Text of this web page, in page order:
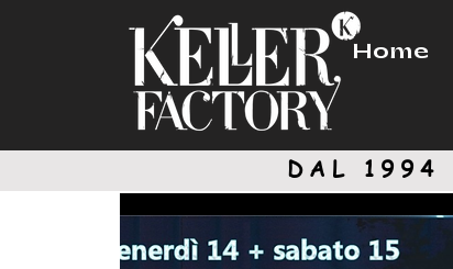
Home
DAL 1994